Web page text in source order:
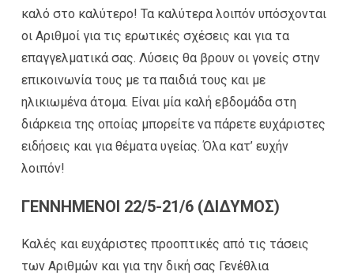
καλό στο καλύτερο! Τα καλύτερα λοιπόν υπόσχονται
οι Αριθμοί για τις ερωτικές σχέσεις και για τα
επαγγελματικά σας. Λύσεις θα βρουν οι γονείς στην
επικοινωνία τους με τα παιδιά τους και με
ηλικιωμένα άτομα. Είναι μία καλή εβδομάδα στη
διάρκεια της οποίας μπορείτε να πάρετε ευχάριστες
ειδήσεις και για θέματα υγείας. Όλα κατ’ ευχήν
λοιπόν!
ΓΕΝΝΗΜΕΝΟΙ 22/5-21/6 (ΔΙΔΥΜΟΣ)
Καλές και ευχάριστες προοπτικές από τις τάσεις
των Αριθμών και για την δική σας Γενέθλια